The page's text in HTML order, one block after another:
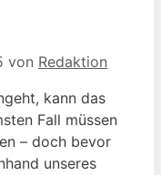
von Redaktion
kann das
Fall müssen
– doch bevor
unseres